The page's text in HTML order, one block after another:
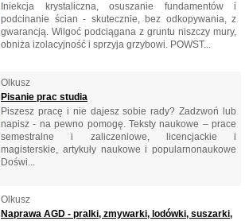
Iniekcja krystaliczna, osuszanie fundamentów i
podcinanie ścian - skutecznie, bez odkopywania, z
gwarancją. Wilgoć podciągana z gruntu niszczy mury,
obniża izolacyjność i sprzyja grzybowi. POWST...
Olkusz
Pisanie prac studia
Piszesz pracę i nie dajesz sobie rady? Zadzwoń lub
napisz - na pewno pomogę. Teksty naukowe – prace
semestralne i zaliczeniowe, licencjackie i
magisterskie, artykuły naukowe i popularnonaukowe
Doświ...
Olkusz
Naprawa AGD - pralki, zmywarki, lodówki, suszarki,